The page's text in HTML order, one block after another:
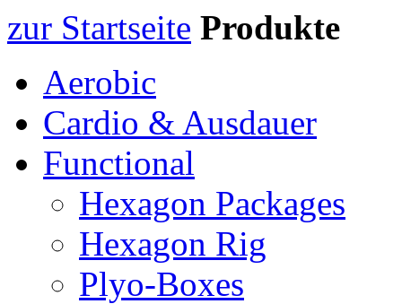
zur Startseite Produkte
Aerobic
Cardio & Ausdauer
Functional
Hexagon Packages
Hexagon Rig
Plyo-Boxes